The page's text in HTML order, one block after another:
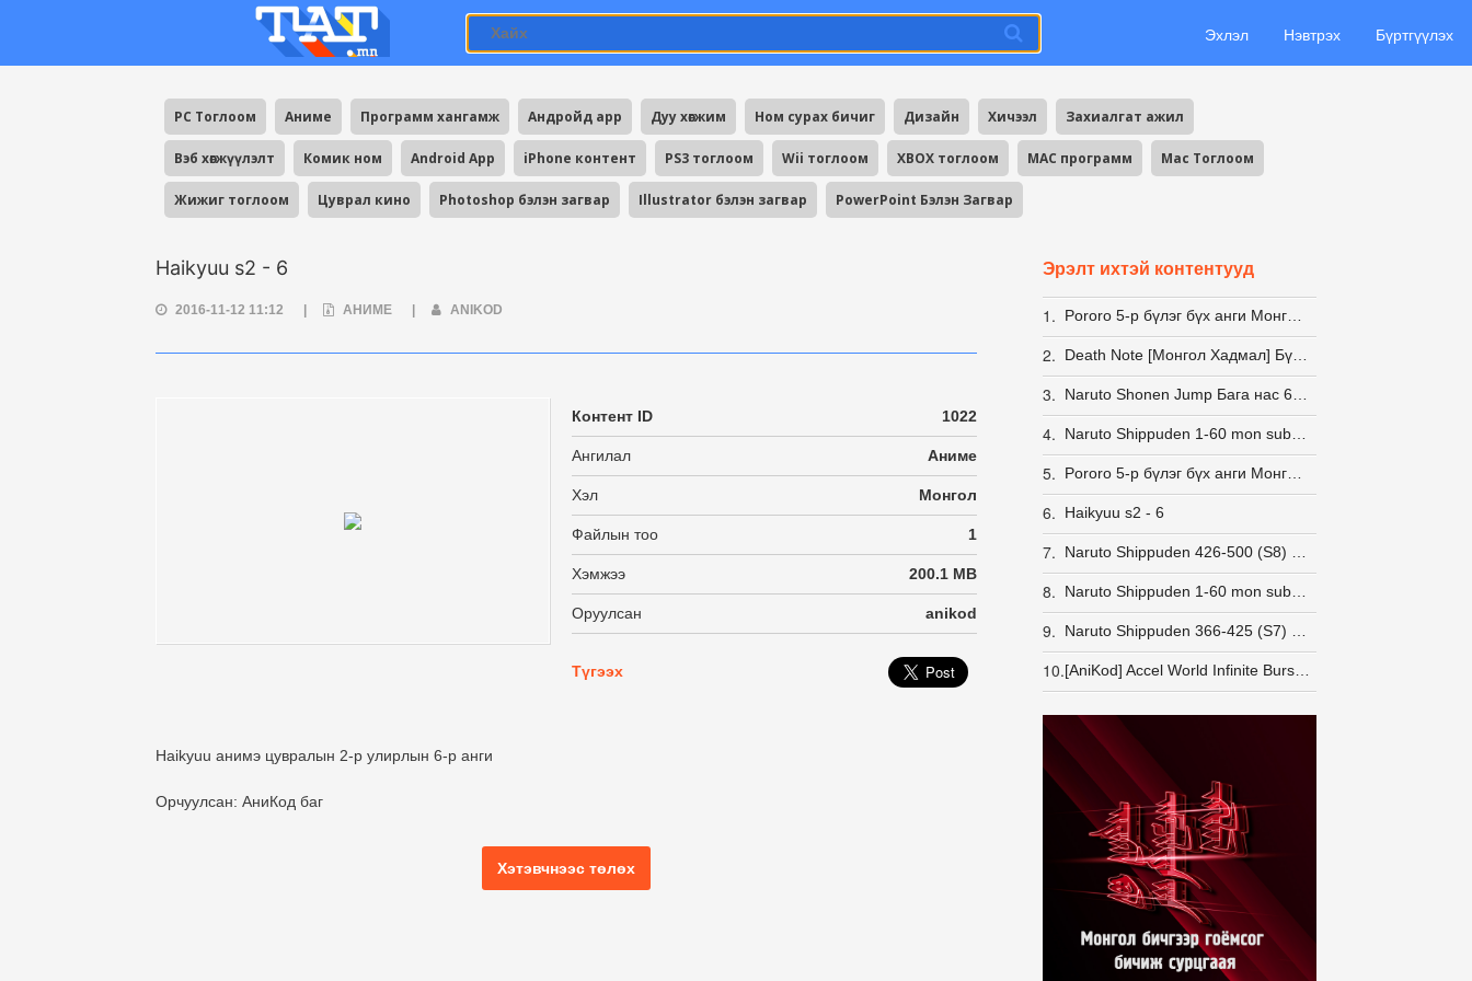
Эхлэл Нэвтрэх Бүртгүүлэх
PC Тоглоом Аниме Программ хангамж Андройд app Дуу хөгжим Ном сурах бичиг Дизайн Хичээл Захиалгат ажил
Вэб хөгжүүлэлт Комик ном Android App iPhone контент PS3 тоглоом Wii тоглоом XBOX тоглоом MAC программ Mac Тоглоом
Жижиг тоглоом Цуврал кино Photoshop бэлэн загвар Illustrator бэлэн загвар PowerPoint Бэлэн Загвар
Haikyuu s2 - 6
2016-11-12 11:12 АНИМЕ ANIKOD
Контент ID 1022
Ангилал Аниме
Хэл Монгол
Файлын тоо 1
Хэмжээ 200.1 MB
Оруулсан anikod
Түгээх
Haikyuu анимэ цувралын 2-р улирлын 6-р анги
Орчуулсан: АниКод баг
Хэтэвчнээс төлөх
Эрэлт ихтэй контентууд
1.
2.
3.
4.
5.
6. Haikyuu s2 - 6
7.
8.
9.
10.